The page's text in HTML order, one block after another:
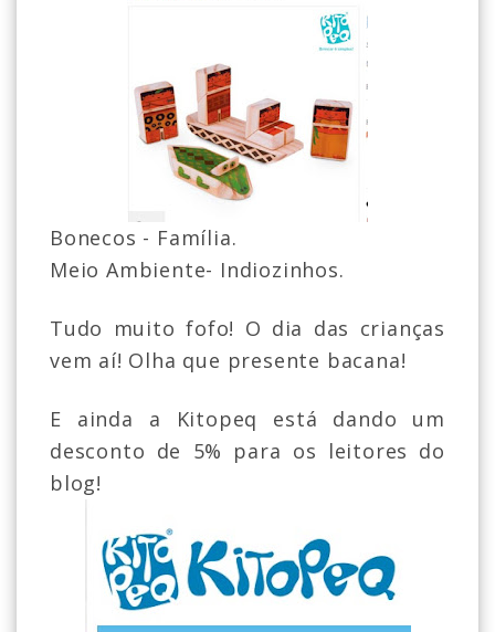
Bonecos - Família.
Meio Ambiente- Indiozinhos.
Tudo muito fofo! O dia das crianças
vem aí! Olha que presente bacana!
E ainda a Kitopeq está dando um
desconto de 5% para os leitores do
blog!